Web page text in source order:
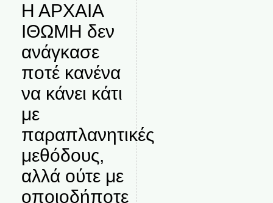
Η ΑΡΧΑΙΑ
ΙΘΩΜΗ δεν
ανάγκασε
ποτέ κανένα
να κάνει κάτι
με
παραπλανητικές
μεθόδους,
αλλά ούτε με
οποιοδήποτε